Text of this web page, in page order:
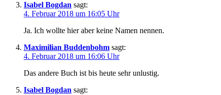
Isabel Bogdan sagt:
4. Februar 2018 um 16:05 Uhr
Ja. Ich wollte hier aber keine Namen nennen.
Maximilian Buddenbohm sagt:
4. Februar 2018 um 16:06 Uhr
Das andere Buch ist bis heute sehr unlustig.
Isabel Bogdan sagt: